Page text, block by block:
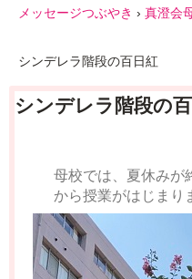
メッセージつぶやき › 真澄会
シンデレラ階段の百日紅
シンデレラ階段の
母校では、夏休みが
から授業がはじまり